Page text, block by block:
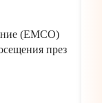
(ЕМСО)
през